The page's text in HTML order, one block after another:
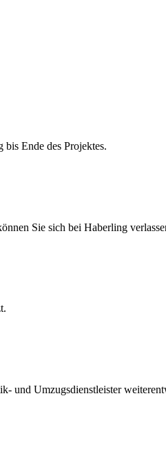
Ende des Projektes.
Sie sich bei Haberling
und Umzugsdienstleister